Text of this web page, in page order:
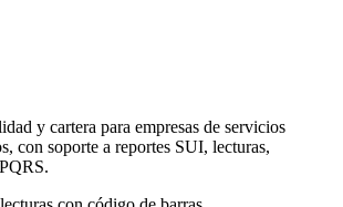
y cartera para empresas de servicios
con soporte a reportes SUI, lecturas,